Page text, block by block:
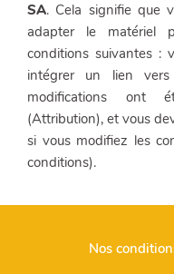
SA. Cela signifie que
adapter le matériel
conditions suivantes :
intégrer un lien
modifications ont
(Attribution), et vous
si vous modifiez les
conditions).
Nos